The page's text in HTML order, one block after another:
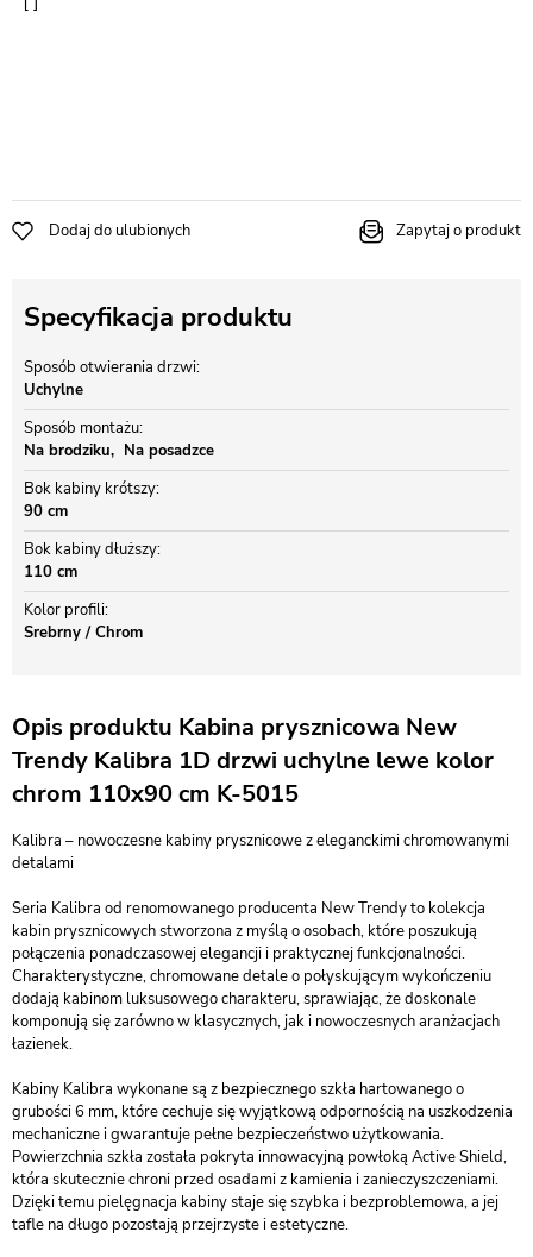
Dodaj do ulubionych Zapytaj o produkt
Specyfikacja produktu
Sposób otwierania drzwi
Uchylne
Sposób montażu
Na brodziku
Na posadzce
Bok kabiny krótszy
90 cm
Bok kabiny dłuższy
110 cm
Kolor profili
Srebrny / Chrom
Opis produktu Kabina prysznicowa New
Trendy Kalibra 1D drzwi uchylne lewe kolor
chrom 110x90 cm K-5015
Kalibra – nowoczesne kabiny prysznicowe z eleganckimi chromowanymi
detalami
Seria Kalibra od renomowanego producenta New Trendy to kolekcja
kabin prysznicowych stworzona z myślą o osobach, które poszukują
połączenia ponadczasowej elegancji i praktycznej funkcjonalności.
Charakterystyczne, chromowane detale o połyskującym wykończeniu
dodają kabinom luksusowego charakteru, sprawiając, że doskonale
komponują się zarówno w klasycznych, jak i nowoczesnych aranżacjach
łazienek.
Kabiny Kalibra wykonane są z bezpiecznego szkła hartowanego o
grubości 6 mm, które cechuje się wyjątkową odpornością na uszkodzenia
mechaniczne i gwarantuje pełne bezpieczeństwo użytkowania.
Powierzchnia szkła została pokryta innowacyjną powłoką Active Shield,
która skutecznie chroni przed osadami z kamienia i zanieczyszczeniami.
Dzięki temu pielęgnacja kabiny staje się szybka i bezproblemowa, a jej
tafle na długo pozostają przejrzyste i estetyczne.